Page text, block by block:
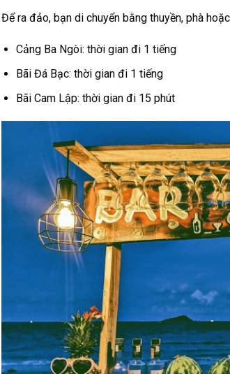
Để ra đảo, bạn di chuyển bằng thuyền, phà
Cảng Ba Ngòi: thời gian đi 1 tiếng
Bãi Đá Bạc: thời gian đi 1 tiếng
Bãi Cam Lập: thời gian đi 15 phút